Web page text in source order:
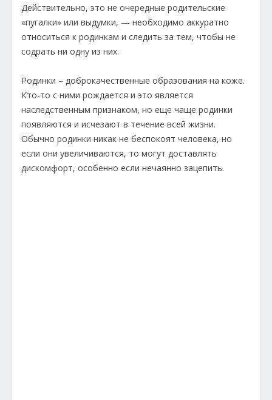
Действительно, это не очередные родительские
«пугалки» или выдумки, — необходимо аккуратно
относиться к родинкам и следить за тем, чтобы не
содрать ни одну из них.
Родинки – доброкачественные образования на коже.
Кто-то с ними рождается и это является
наследственным признаком, но еще чаще родинки
появляются и исчезают в течение всей жизни.
Обычно родинки никак не беспокоят человека, но
если они увеличиваются, то могут доставлять
дискомфорт, особенно если нечаянно зацепить.